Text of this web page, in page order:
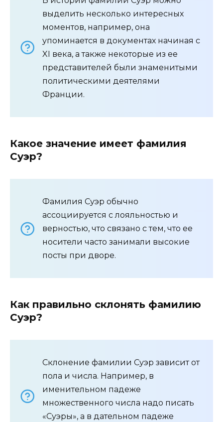
выделить несколько интересных
моментов, например, она
упоминается в документах начиная с
XI века, а также некоторые из ее
представителей были знаменитыми
политическими деятелями
Франции.
Какое значение имеет фамилия
Суэр?
Фамилия Суэр обычно
ассоциируется с лояльностью и
верностью, что связано с тем, что ее
носители часто занимали высокие
посты при дворе.
Как правильно склонять фамилию
Суэр?
Склонение фамилии Суэр зависит от
пола и числа. Например, в
именительном падеже
множественного числа надо писать
«Суэры», а в дательном падеже